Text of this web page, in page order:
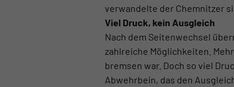
verwandelte der Chemnitzer
Viel Druck, kein Ausgleich
Nach dem Seitenwechsel
zahlreiche Möglichkeiten.
bremsen war. Doch so viel
Abwehrbein, das den